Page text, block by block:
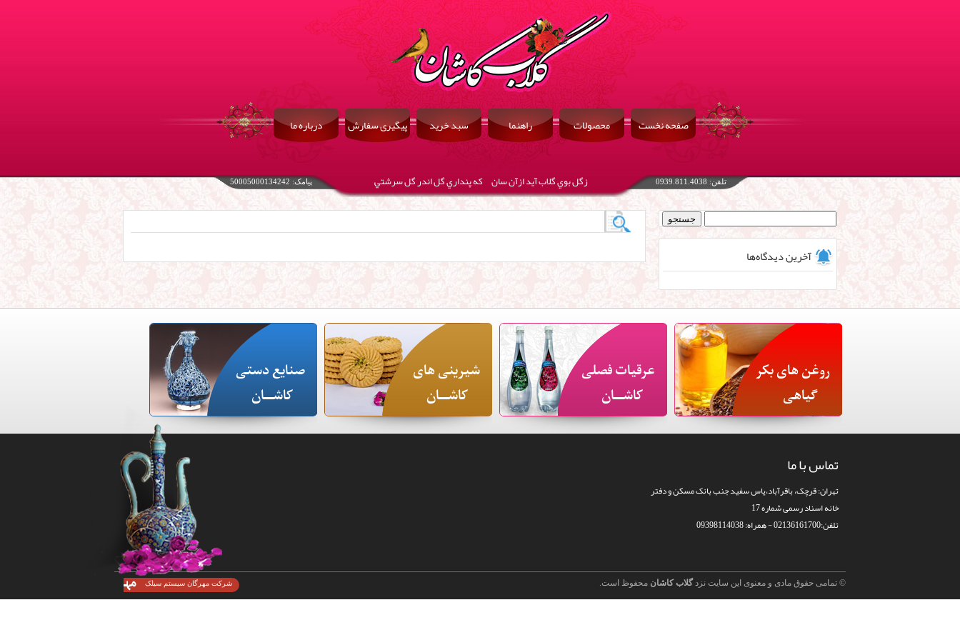
صفحه نخست محصولات راهنما سبد خرید پیگیری سفارش درباره ما
تلفن: 0939.811.4038 زگل بوي گلاب آيد ازآن سان كه پنداري گل اندر گل سرشتي پیامک: 50005000134242
آخرین دیدگاه‌ها
روغن های بکر
گیاهی
عرقیات فصلی
کاشـــان
شیرینی های
کاشـــان
صنایع دستی
کاشـــان
تماس با ما
تهران: قرچک، باقرآباد،یاس سفید جنب بانک مسکن و دفتر
خانه اسناد رسمی شماره 17
تلفن:02136161700 - همراه: 09398114038
© تمامی حقوق مادی و معنوی این سایت نزدگلاب کاشان محفوظ است. شرکت مهرگان سیستم سیلک